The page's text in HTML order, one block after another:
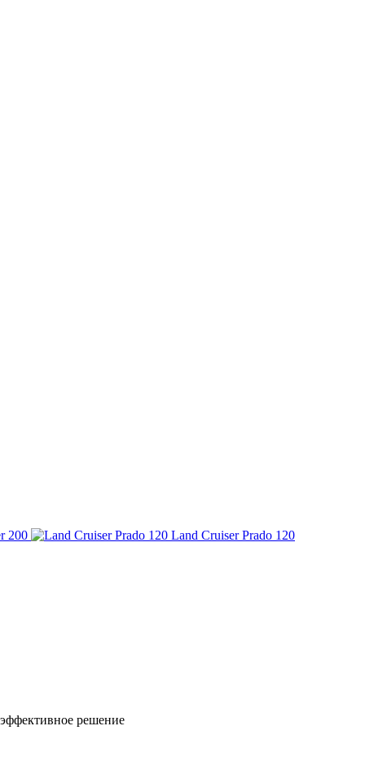
200
Land Cruiser Prado 120
решение